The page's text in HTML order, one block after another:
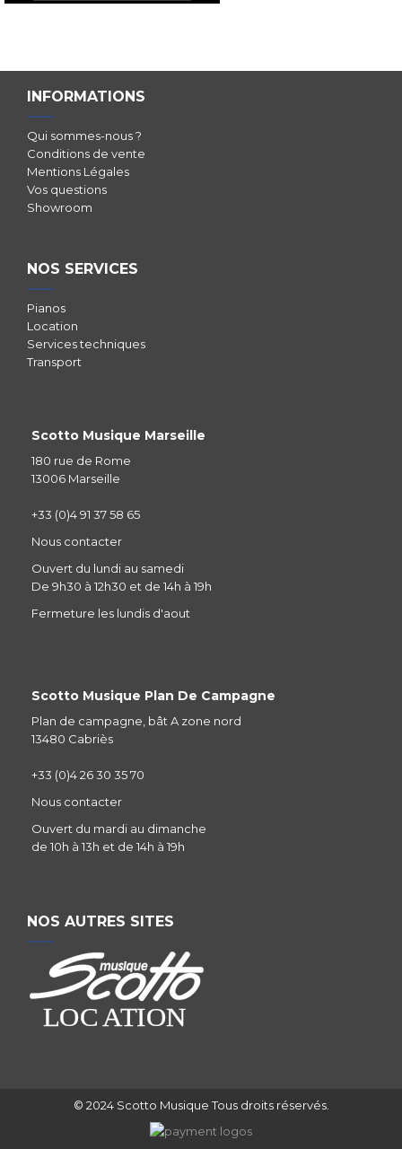
INFORMATIONS
Qui sommes-nous ?
Conditions de vente
Mentions Légales
Vos questions
Showroom
NOS SERVICES
Pianos
Location
Services techniques
Transport
Scotto Musique Marseille
180 rue de Rome
13006 Marseille
+33 (0)4 91 37 58 65
Nous contacter
Ouvert du lundi au samedi
De 9h30 à 12h30 et de 14h à 19h
Fermeture les lundis d'aout
Scotto Musique Plan De Campagne
Plan de campagne, bât A zone nord
13480 Cabriès
+33 (0)4 26 30 35 70
Nous contacter
Ouvert du mardi au dimanche
de 10h à 13h et de 14h à 19h
NOS AUTRES SITES
© 2024 Scotto Musique Tous droits réservés.